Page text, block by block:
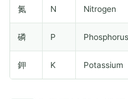
氮 N Nitrogen
磷 P Phosphorus
鉀 K Potassium